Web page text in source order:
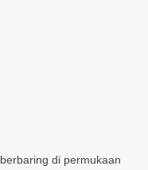
di permukaan